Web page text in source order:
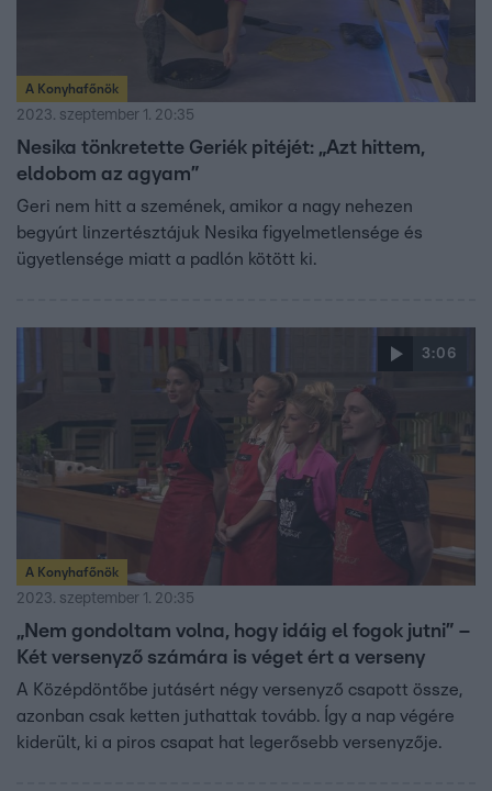
A Konyhafőnök
2023. szeptember 1. 20:35
Nesika tönkretette Geriék pitéjét: „Azt hittem,
eldobom az agyam”
Geri nem hitt a szemének, amikor a nagy nehezen
begyúrt linzertésztájuk Nesika figyelmetlensége és
ügyetlensége miatt a padlón kötött ki.
3:06
A Konyhafőnök
2023. szeptember 1. 20:35
„Nem gondoltam volna, hogy idáig el fogok jutni” –
Két versenyző számára is véget ért a verseny
A Középdöntőbe jutásért négy versenyző csapott össze,
azonban csak ketten juthattak tovább. Így a nap végére
kiderült, ki a piros csapat hat legerősebb versenyzője.